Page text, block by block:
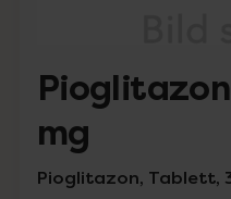
mg
Pioglitazon, Tablett,